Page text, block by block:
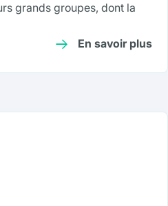
grands groupes, dont la
En savoir plus